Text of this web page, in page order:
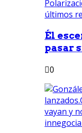
Él
pasar
0